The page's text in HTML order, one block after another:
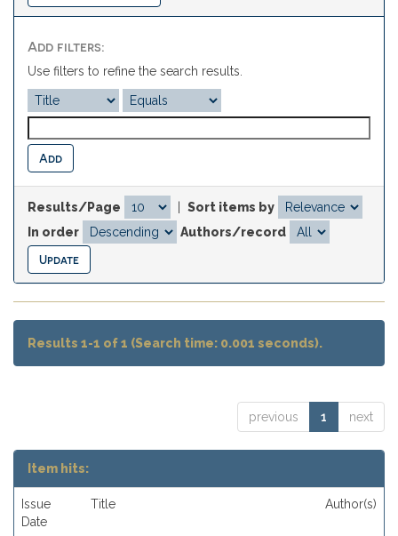
Add filters:
Use filters to refine the search results.
Results/Page
Sort items by
In order
Authors/record
Results 1-1 of 1 (Search time: 0.001 seconds).
previous 1 next
Item hits:
Issue
Date
Title Author(s)